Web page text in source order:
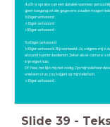
4 a Er is sprake van een datalek wanneer
geen toegang tot die gegevens zouden mogen
b Eigen antwoord
c Eigen antwoord
d Eigen antwoord
5 a Eigen antwoord
b Eigen antwoord. Bijvoorbeeld: Ja, volgens mij is
afstand kunnen bedienen. Zeker als er camera’s
in je eigen huis.
Of: Nee, het lijkt mij niet nodig. Op mijn telefoon
snel een virus zou krijgen op mijn telefoon.
c Eigen antwoord
Slide 39 -